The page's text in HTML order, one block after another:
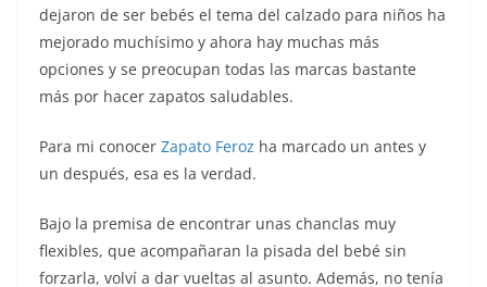
dejaron de ser bebés el tema del calzado para niños ha
mejorado muchísimo y ahora hay muchas más
opciones y se preocupan todas las marcas bastante
más por hacer zapatos saludables.
Para mi conocer Zapato Feroz ha marcado un antes y
un después, esa es la verdad.
Bajo la premisa de encontrar unas chanclas muy
flexibles, que acompañaran la pisada del bebé sin
forzarla, volví a dar vueltas al asunto. Además, no tenía